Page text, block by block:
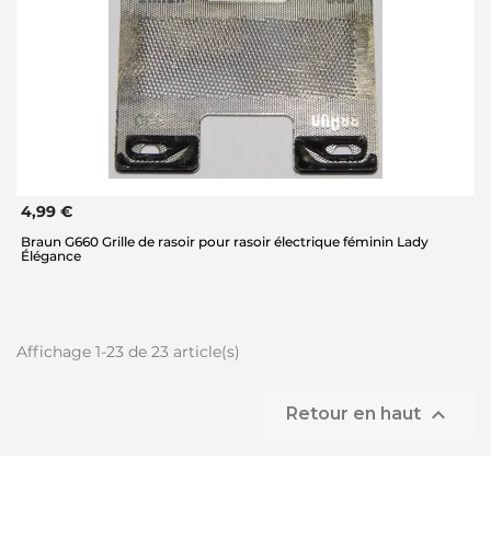
4,99 €
Braun G660 Grille de rasoir pour rasoir électrique féminin Lady
Élégance
Affichage 1-23 de 23 article(s)
Retour en haut 